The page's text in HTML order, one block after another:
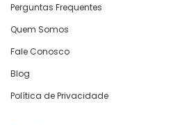
Perguntas Frequentes
Quem Somos
Fale Conosco
Blog
Política de Privacidade